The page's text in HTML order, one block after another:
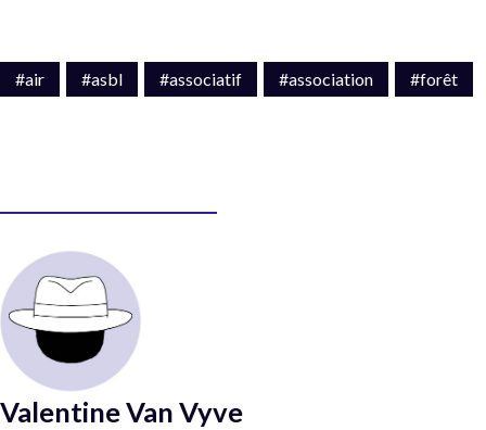
#air #asbl #associatif #association #forêt
Valentine Van Vyve